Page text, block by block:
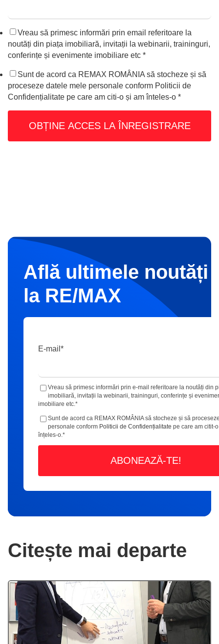
Vreau să primesc informări prin email referitoare la
noutăți din piața imobiliară, invitații la webinarii, traininguri,
conferințe și evenimente imobiliare etc *
Sunt de acord ca REMAX ROMÂNIA să stocheze și să
proceseze datele mele personale conform Politicii de
Confidențialitate pe care am citi-o și am înteles-o *
Află ultimele noutăți
la RE/MAX
E-mail *
Vreau să primesc informări prin e-mail referitoare la noutăți din
imobiliară, invitații la webinarii, traininguri, conferințe și
imobiliare etc.*
Sunt de acord ca REMAX ROMÂNIA să stocheze și să
personale conform Politicii de Confidențialitate pe care am citit-
înțeles-o.*
Citește mai departe